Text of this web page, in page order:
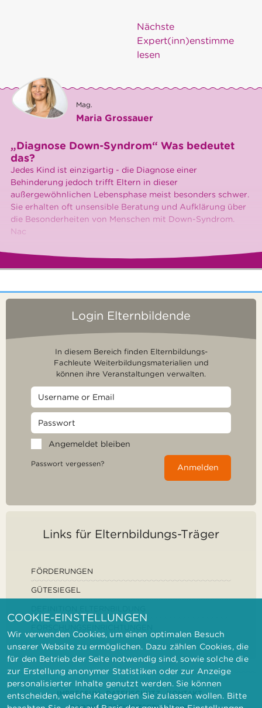
Nächste
Expert(inn)enstimme
lesen
Mag.
Maria Grossauer
„Diagnose Down-Syndrom“ Was bedeutet
das?
Jedes Kind ist einzigartig - die Diagnose einer
Behinderung jedoch trifft Eltern in dieser
außergewöhnlichen Lebensphase meist besonders schwer.
Sie erhalten oft unsensible Beratung und Aufklärung über
die Besonderheiten von Menschen mit Down-Syndrom.
Nac
Login Elternbildende
In diesem Bereich finden Elternbildungs-
Fachleute Weiterbildungsmaterialien und
können ihre Veranstaltungen verwalten.
Angemeldet bleiben
Passwort vergessen? Anmelden
Links für Elternbildungs-Träger
FÖRDERUNGEN
GÜTESIEGEL
IMPRESSUM DATENSCHUTZ
KONTAKT
COOKIE-EINSTELLUNGEN
Wir verwenden Cookies, um einen optimalen Besuch
unserer Website zu ermöglichen. Dazu zählen Cookies, die
für den Betrieb der Seite notwendig sind, sowie solche die
zur Erstellung anonymer Statistiken oder zur Anzeige
personalisierter Inhalte genutzt werden. Sie können
entscheiden, welche Kategorien Sie zulassen wollen. Bitte